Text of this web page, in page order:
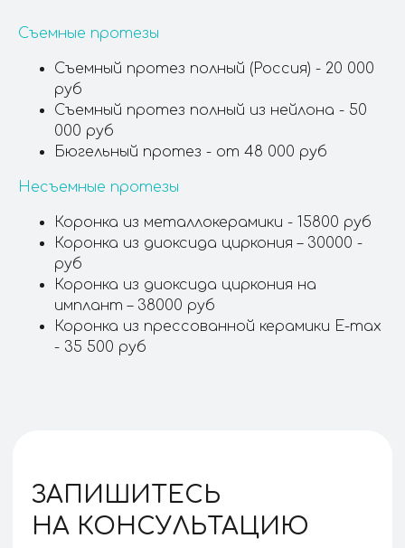
Съемные протезы
Съемный протез полный (Россия) - 20 000
руб
Съемный протез полный из нейлона - 50
000 руб
Бюгельный протез - от 48 000 руб
Несъемные протезы
Коронка из металлокерамики - 15800 руб
Коронка из диоксида циркония – 30000 -
руб
Коронка из диоксида циркония на
имплант – 38000 руб
Коронка из прессованной керамики Е-max
- 35 500 руб?